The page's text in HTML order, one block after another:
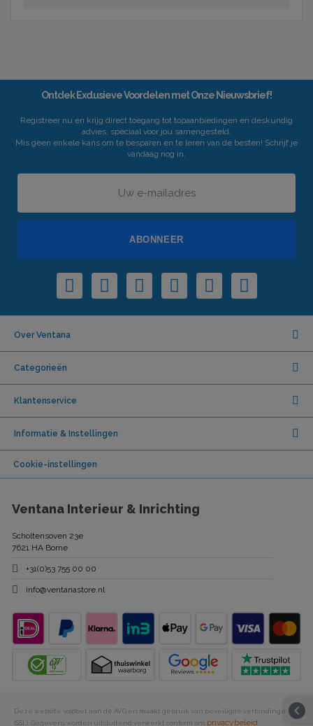
Ontdek Exclusieve Voordelen met Onze Nieuwsbrief!
Registreer nu en krijg direct toegang tot topaanbiedingen en deskundig
advies, speciaal voor jou samengesteld.
Mis geen enkele kans om te besparen en te leren van de besten! Schrijf je
vandaag nog in.
ABONNEER
Over Ventana
Categorieën
Klantenservice
Informatie & Instellingen
Cookie-instellingen
Ventana Interieur & Inrichting
Scholtensoven 23e
7621 HA Borne
+31(0)53 755 00 00
info@ventanastore.nl
Deze website voldoet aan de AVG en maakt gebruik van beveiligde verbindingen
(SSL). Gegevens worden uitsluitend verwerkt conform ons privacybeleid
keyboard_arrow_left